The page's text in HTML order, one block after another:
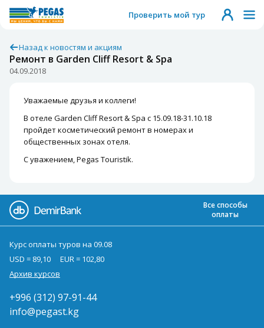
Проверить мой тур
Назад к новостям и акциям
Ремонт в Garden Cliff Resort & Spa
04.09.2018
Уважаемые друзья и коллеги!
В отеле Garden Cliff Resort & Spa с 15.09.18-31.10.18
пройдет косметический ремонт в номерах и
общественных зонах отеля.
С уважением, Pegas Touristik.
Все способы
оплаты
Курс оплаты туров на 09.08
USD = 89,10
EUR = 102,80
Архив курсов
+996 (312) 97-91-44
info@pegast.kg